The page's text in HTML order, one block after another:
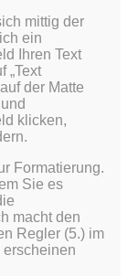
mittig der
ein
Ihren Text
„Text
der Matte
klicken,
Formatierung.
Sie es
macht den
Regler (5.) im